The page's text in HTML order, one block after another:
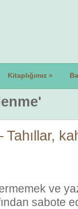
Kitaplığımız »
ve
sabote